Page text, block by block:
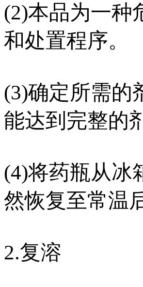
(2)本品为一种
和处置程序。
(3)确定所需的
能达到完整的
(4)将药瓶从冰
然恢复至常温
2.复溶